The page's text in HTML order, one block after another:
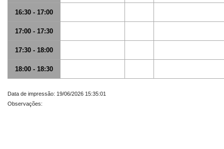
16:30 - 17:00
17:00 - 17:30
17:30 - 18:00
18:00 - 18:30
Data de impressão: 19/06/2026 15:35:01
Observações: